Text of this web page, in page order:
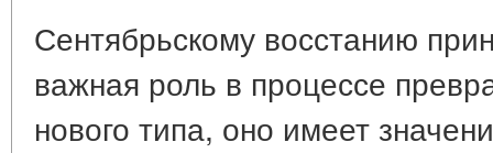
Сентябрьскому восстанию
важная роль в процессе
нового типа, оно имеет